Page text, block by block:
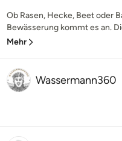
Ob Rasen, Hecke, Beet oder
Bewässerung kommt es an.
Mehr
Wassermann360